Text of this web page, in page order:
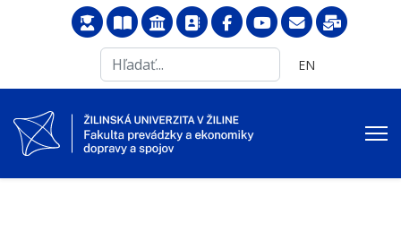
...
Vyberte váš jazyk
EN